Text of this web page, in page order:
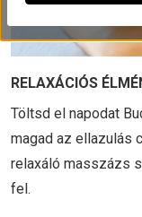
RELAXÁCIÓS
Töltsd el napodat
magad az ellazulás
relaxáló masszázs
fel.